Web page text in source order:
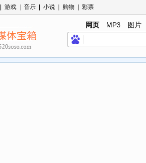
游戏 音乐 小说 购物 彩票
网页 MP3 图片